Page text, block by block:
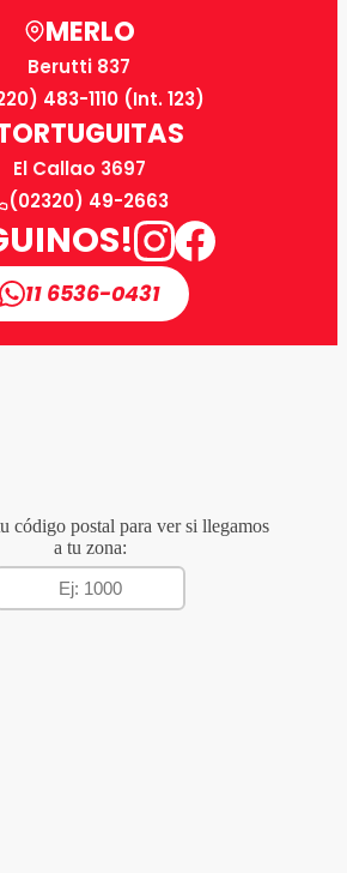
MERLO
Berutti 837
483-1110 (Int. 123)
El Callao 3697
(02320) 49-2663
11 6536-0431
código postal para ver si llegamos
a tu zona: